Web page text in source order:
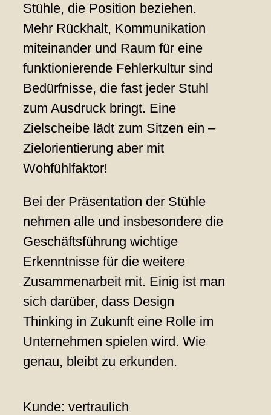
Stühle, die Position beziehen.
Mehr Rückhalt, Kommunikation
miteinander und Raum für eine
funktionierende Fehlerkultur sind
Bedürfnisse, die fast jeder Stuhl
zum Ausdruck bringt. Eine
Zielscheibe lädt zum Sitzen ein –
Zielorientierung aber mit
Wohfühlfaktor!
Bei der Präsentation der Stühle
nehmen alle und insbesondere die
Geschäftsführung wichtige
Erkenntnisse für die weitere
Zusammenarbeit mit. Einig ist man
sich darüber, dass Design
Thinking in Zukunft eine Rolle im
Unternehmen spielen wird. Wie
genau, bleibt zu erkunden.
Kunde: vertraulich